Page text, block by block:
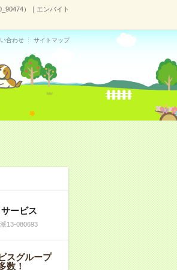
）｜エンバイト
合わせ サイトマップ
ービス
13-080693
スグループ
数！